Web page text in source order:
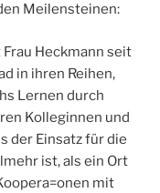
Meilensteinen:
Heckmann seit
in ihren Reihen,
Lernen durch
Kolleginnen und
der Einsatz für die
ist, als ein Ort
mit